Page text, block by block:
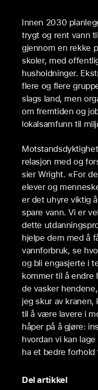
med
Chu Thanh
Innen 2030
trygt og rent vann
gjennom en rekke
skoler, med
husholdninger.
flere og flere
slags land, men
om fremtiden og
lokalsamfunn til
relasjon med og
sier Wright. «For
elever og
er det uhyre viktig
spare vann. Vi er
dette
hjelpe dem med å
vannforbruk, se
og bli engasjerte i
kommer til å endre
de vasker
jeg skur av kranen,
til å være lavere i
håper på å gjøre:
hvordan vi kan
ha et bedre
Del artikkel